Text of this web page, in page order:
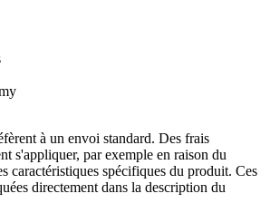
à un envoi standard. Des frais
s'appliquer, par exemple en raison du
caractéristiques spécifiques du produit. Ces
directement dans la description du